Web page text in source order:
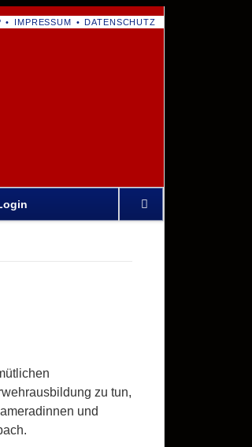
IMPRESSUM DATENSCHUTZ
überspringen
zu tun,
und